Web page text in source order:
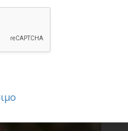
ανάπτυξης
έχουμ[...]